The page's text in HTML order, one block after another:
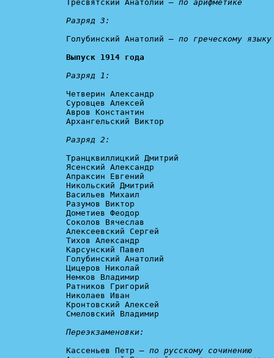
Тресвятский Анатолий — по арифметике
Разряд 3:
Голубинский Анатолий — по греческому
Выпуск 1914 года
Разряд 1:
Четверин Александр
Суровцев Алексей
Авров Константин
Архангельский Виктор
Разряд 2:
Транцквиллицкий Дмитрий
Ясенский Александр
Апраксин Евгений
Никольский Дмитрий
Васильев Михаил
Разумов Виктор
Дометиев Феодор
Соколов Вячеслав
Алексеевский Сергей
Тихов Александр
Карсунский Павел
Голубинский Анатолий
Цицеров Николай
Немков Владимир
Ратников Григорий
Николаев Иван
Кронтовский Алексей
Смеловский Владимир
Переэкзаменовки:
Кассеньев Петр — по русскому сочинению